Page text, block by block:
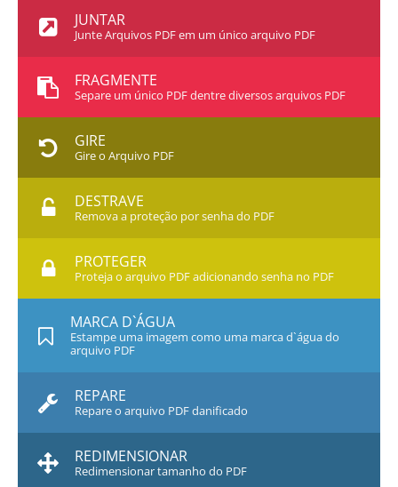
JUNTAR
Junte Arquivos PDF em um único arquivo PDF
FRAGMENTE
Separe um único PDF dentre diversos arquivos PDF
GIRE
Gire o Arquivo PDF
DESTRAVE
Remova a proteção por senha do PDF
PROTEGER
Proteja o arquivo PDF adicionando senha no PDF
MARCA D`ÁGUA
Estampe uma imagem como uma marca d`água do
arquivo PDF
REPARE
Repare o arquivo PDF danificado
REDIMENSIONAR
Redimensionar tamanho do PDF